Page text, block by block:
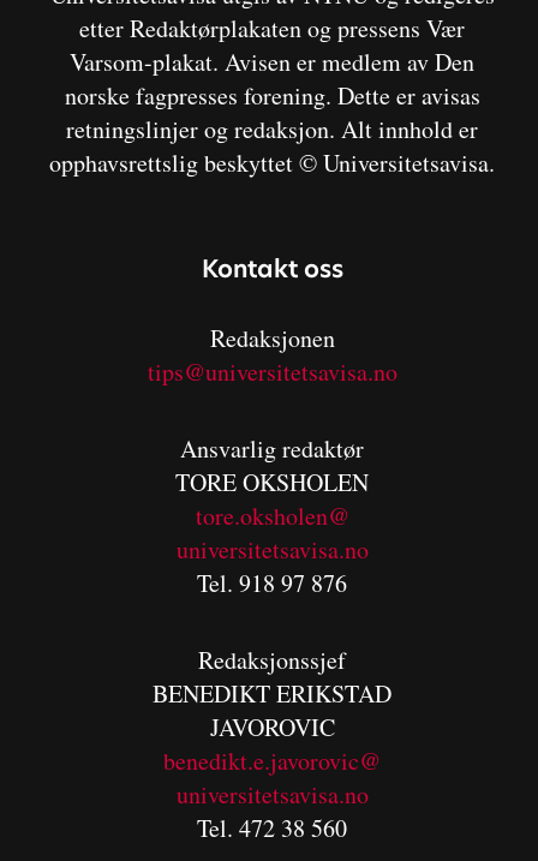
etter Redaktørplakaten og pressens Vær
Varsom-plakat. Avisen er medlem av Den
norske fagpresses forening. Dette er avisas
retningslinjer og redaksjon. Alt innhold er
opphavsrettslig beskyttet © Universitetsavisa.
Kontakt oss
Redaksjonen
tips@universitetsavisa.no
Ansvarlig redaktør
TORE OKSHOLEN
tore.oksholen@
universitetsavisa.no
Tel. 918 97 876
Redaksjonssjef
BENEDIKTERIKSTAD
JAVOROVIC
benedikt.e.javorovic@
universitetsavisa.no
Tel. 472 38 560